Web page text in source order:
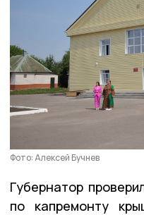
Фото: Алексей Бучнев
Губернатор
по капремонту